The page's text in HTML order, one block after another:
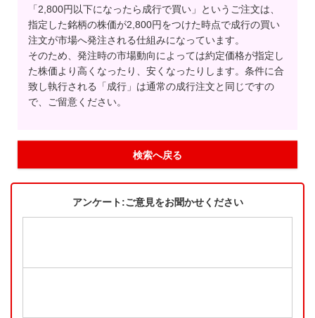
「2,800円以下になったら成行で買い」というご注文は、
指定した銘柄の株価が2,800円をつけた時点で成行の買い
注文が市場へ発注される仕組みになっています。
そのため、発注時の市場動向によっては約定価格が指定し
た株価より高くなったり、安くなったりします。条件に合
致し執行される「成行」は通常の成行注文と同じですの
で、ご留意ください。
検索へ戻る
アンケート:ご意見をお聞かせください